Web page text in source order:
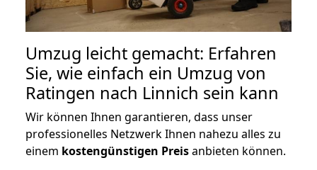
Umzug leicht gemacht: Erfahren
Sie, wie einfach ein Umzug von
Ratingen nach Linnich sein kann
Wir können Ihnen garantieren, dass unser
professionelles Netzwerk Ihnen nahezu alles zu
einem kostengünstigen Preisanbieten können.